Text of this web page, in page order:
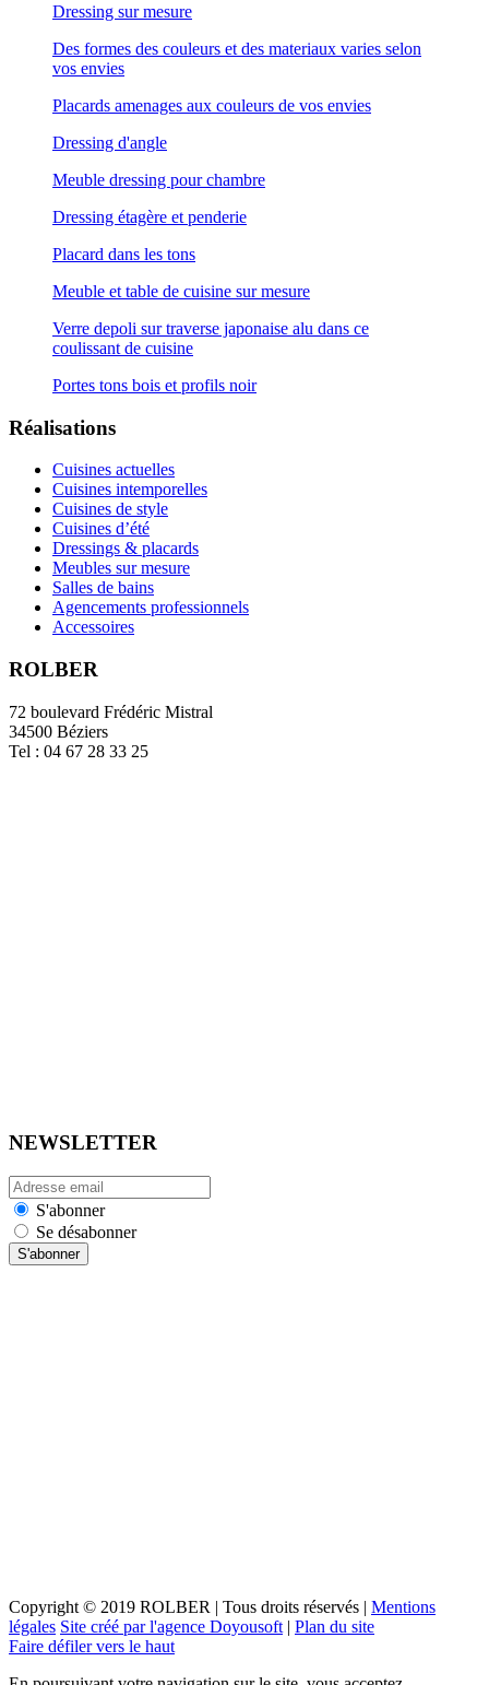
Dressing sur mesure
Des formes des couleurs et des materiaux varies selon
vos envies
Placards amenages aux couleurs de vos envies
Dressing d'angle
Meuble dressing pour chambre
Dressing étagère et penderie
Placard dans les tons
Meuble et table de cuisine sur mesure
Verre depoli sur traverse japonaise alu dans ce
coulissant de cuisine
Portes tons bois et profils noir
Réalisations
Cuisines actuelles
Cuisines intemporelles
Cuisines de style
Cuisines d’été
Dressings & placards
Meubles sur mesure
Salles de bains
Agencements professionnels
Accessoires
ROLBER
72 boulevard Frédéric Mistral
34500 Béziers
Tel : 04 67 28 33 25
NEWSLETTER
S'abonner
Se désabonner
Copyright © 2019 ROLBER | Tous droits réservés | Mentions
légales Site créé par l'agence Doyousoft | Plan du site
Faire défiler vers le haut